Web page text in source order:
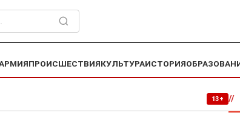
ПРОИСШЕСТВИЯКУЛЬТУРАИСТОРИЯ
13+ //